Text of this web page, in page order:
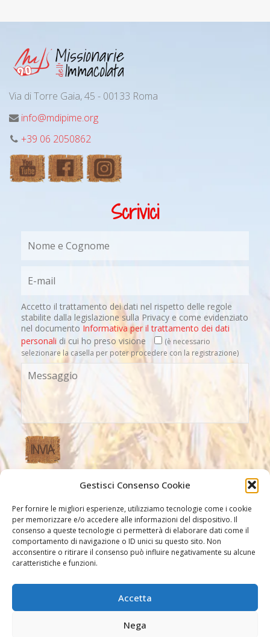
Gestisci Consenso Cookie
Per fornire le migliori esperienze, utilizziamo tecnologie come i cookie
per memorizzare e/o accedere alle informazioni del dispositivo. Il
consenso a queste tecnologie ci permetterà di elaborare dati come il
comportamento di navigazione o ID unici su questo sito. Non
acconsentire o ritirare il consenso può influire negativamente su alcune
caratteristiche e funzioni.
Accetta
Nega
Via di Torre Gaia, 45 - 00133 Roma
info@mdipime.org
+39 06 2050862
Scrivici
Accetto il trattamento dei dati nel rispetto delle regole
stabilite dalla legislazione sulla Privacy e come evidenziato
nel documento Informativa per il trattamento dei dati
personali di cui ho preso visione
(è necessario
selezionare la casella per poter procedere con la registrazione)
Altri Link
Altri link